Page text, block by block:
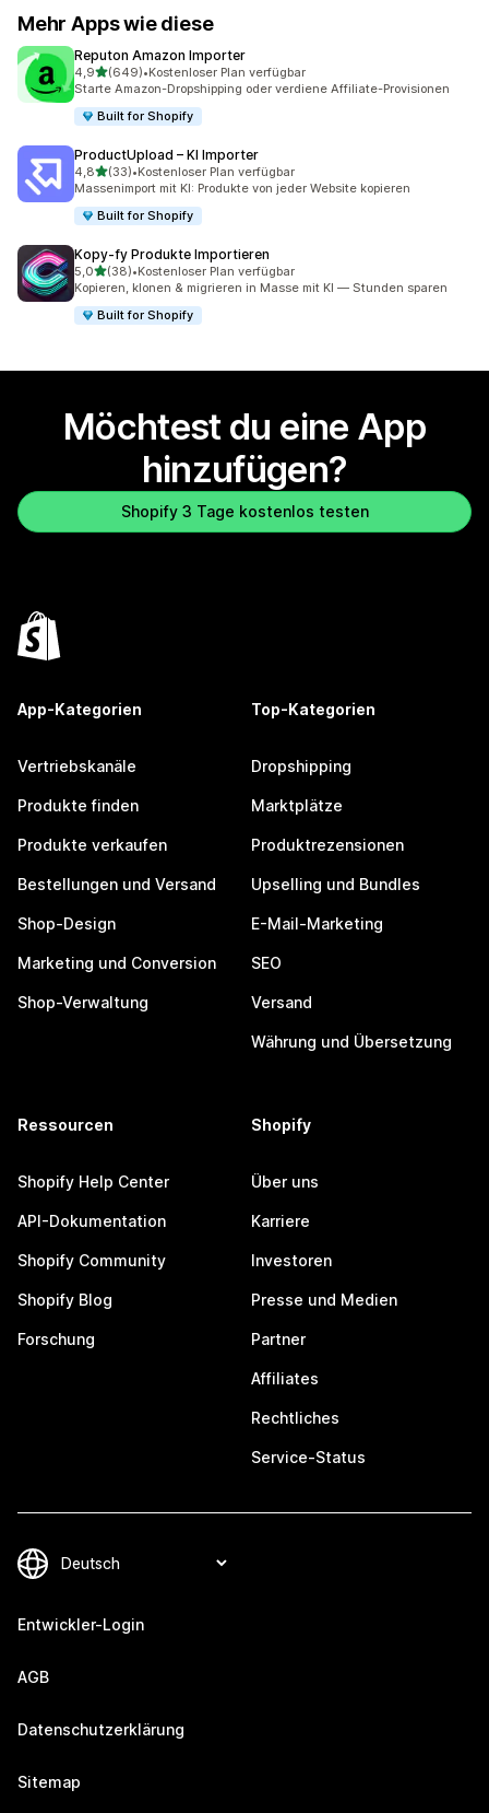
Mehr Apps wie diese
Reputon Amazon Importer
4,9von 5 Sternen
(649)
649 Rezensionen insgesamt
•Kostenloser Plan verfügbar
Starte Amazon-Dropshipping oder verdiene Affiliate-Provisionen
Built for Shopify
ProductUpload – KI Importer
4,8von 5 Sternen
(33)
33 Rezensionen insgesamt
•Kostenloser Plan verfügbar
Massenimport mit KI: Produkte von jeder Website kopieren
Built for Shopify
Kopy‑fy Produkte Importieren
5,0von 5 Sternen
(38)
38 Rezensionen insgesamt
•Kostenloser Plan verfügbar
Kopieren, klonen & migrieren in Masse mit KI — Stunden sparen
Built for Shopify
Möchtest du eine App
hinzufügen?
Shopify 3 Tage kostenlos testen
App-Kategorien
Vertriebskanäle
Produkte finden
Produkte verkaufen
Bestellungen und Versand
Shop-Design
Marketing und Conversion
Shop-Verwaltung
Top-Kategorien
Dropshipping
Marktplätze
Produktrezensionen
Upselling und Bundles
E-Mail-Marketing
SEO
Versand
Währung und Übersetzung
Ressourcen
Shopify Help Center
API-Dokumentation
Shopify Community
Shopify Blog
Forschung
Shopify
Über uns
Karriere
Investoren
Presse und Medien
Partner
Affiliates
Rechtliches
Service-Status
Entwickler-Login
AGB
Datenschutzerklärung
Sitemap